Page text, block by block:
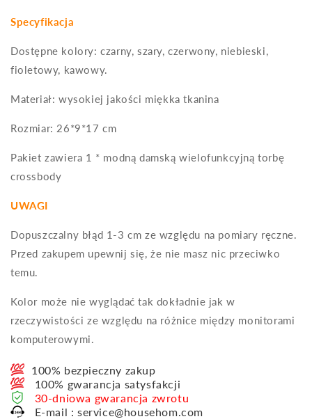
Specyfikacja
Dostępne kolory: czarny, szary, czerwony, niebieski,
fioletowy, kawowy.
Materiał: wysokiej jakości miękka tkanina
Rozmiar: 26*9*17 cm
Pakiet zawiera 1 * modną damską wielofunkcyjną torbę
crossbody
UWAGI
Dopuszczalny błąd 1-3 cm ze względu na pomiary ręczne.
Przed zakupem upewnij się, że nie masz nic przeciwko
temu.
Kolor może nie wyglądać tak dokładnie jak w
rzeczywistości ze względu na różnice między monitorami
komputerowymi.
100% bezpieczny zakup
100% gwarancja satysfakcji
30-dniowa gwarancja zwrotu
E-mail : service@househom.com